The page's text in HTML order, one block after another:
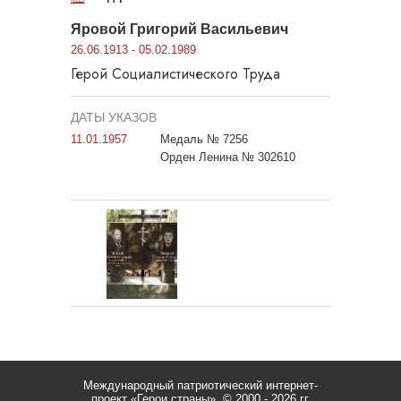
Яровой Григорий Васильевич
26.06.1913 - 05.02.1989
Герой Социалистического Труда
ДАТЫ УКАЗОВ
11.01.1957
Медаль № 7256
Орден Ленина № 302610
Международный патриотический интернет-